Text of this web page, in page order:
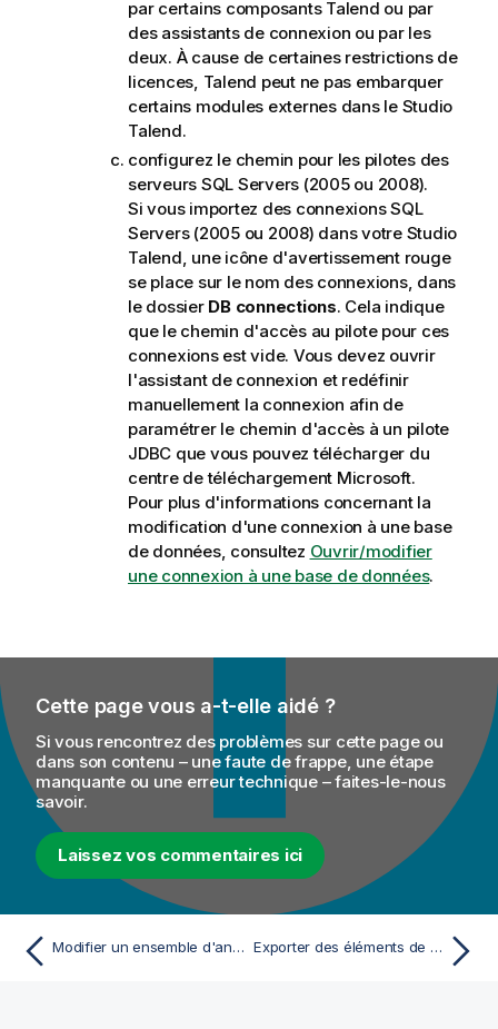
par certains composants Talend ou par
des assistants de connexion ou par les
deux. À cause de certaines restrictions de
licences, Talend peut ne pas embarquer
certains modules externes dans le Studio
Talend.
configurez le chemin pour les pilotes des
serveurs SQL Servers (2005 ou 2008).
Si vous importez des connexions SQL
Servers (2005 ou 2008) dans votre Studio
Talend , une icône d'avertissement rouge
se place sur le nom des connexions, dans
le dossier DB connections. Cela indique
que le chemin d'accès au pilote pour ces
connexions est vide. Vous devez ouvrir
l'assistant de connexion et redéfinir
manuellement la connexion afin de
paramétrer le chemin d'accès à un pilote
JDBC que vous pouvez télécharger du
centre de téléchargement Microsoft.
Pour plus d'informations concernant la
modification d'une connexion à une base
de données, consultez Ouvrir/modifier
une connexion à une base de données.
Cette page vous a-t-elle aidé ?
Si vous rencontrez des problèmes sur cette page ou
dans son contenu – une faute de frappe, une étape
manquante ou une erreur technique – faites-le-nous
savoir.
Laissez vos commentaires ici
Modifier un ensemble d'analyseurs syntaxiques déjà configuré Exporter des éléments de profiling de données